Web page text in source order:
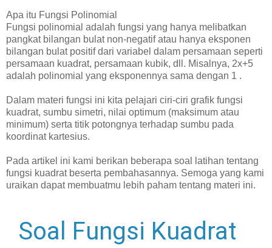
Apa itu Fungsi Polinomial
Fungsi polinomial adalah fungsi yang hanya melibatkan
pangkat bilangan bulat non-negatif atau hanya eksponen
bilangan bulat positif dari variabel dalam persamaan seperti
persamaan kuadrat, persamaan kubik, dll. Misalnya, 2x+5
adalah polinomial yang eksponennya sama dengan 1 .
Dalam materi fungsi ini kita pelajari ciri-ciri grafik fungsi
kuadrat, sumbu simetri, nilai optimum (maksimum atau
minimum) serta titik potongnya terhadap sumbu pada
koordinat kartesius.
Pada artikel ini kami berikan beberapa soal latihan tentang
fungsi kuadrat beserta pembahasannya. Semoga yang kami
uraikan dapat membuatmu lebih paham tentang materi ini.
Soal Fungsi Kuadrat